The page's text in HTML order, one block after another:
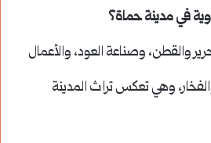
في مدينة حماة؟
والقطن، وصناعة العود، والأعمال
وهي تعكس تراث المدينة